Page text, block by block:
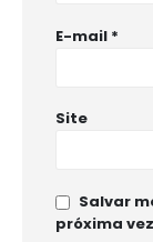
E-mail *
Site
Salvar
próxima